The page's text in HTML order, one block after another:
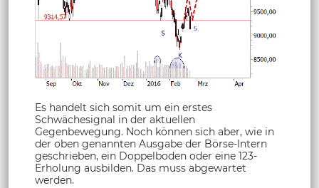
Es handelt sich somit um ein erstes
Schwächesignal in der aktuellen
Gegenbewegung. Noch können sich aber, wie in
der oben genannten Ausgabe der Börse-Intern
geschrieben, ein Doppelboden oder eine 123-
Erholung ausbilden. Das muss abgewartet
werden.